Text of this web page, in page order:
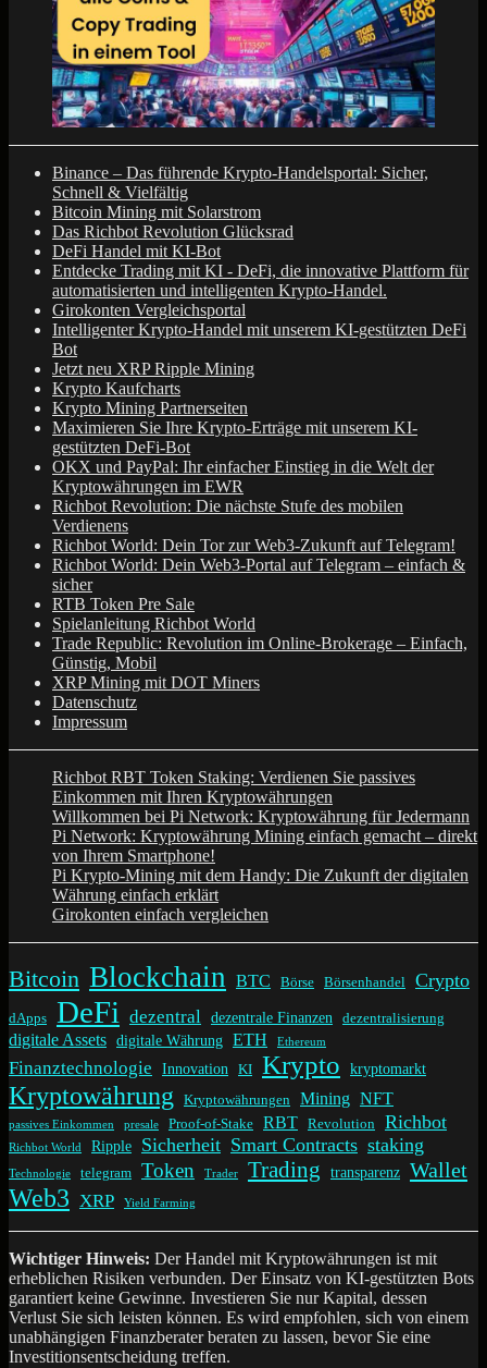
Binance – Das führende Krypto-Handelsportal: Sicher,
Schnell & Vielfältig
Bitcoin Mining mit Solarstrom
Das Richbot Revolution Glücksrad
DeFi Handel mit KI-Bot
Entdecke Trading mit KI - DeFi, die innovative Plattform für
automatisierten und intelligenten Krypto-Handel.
Girokonten Vergleichsportal
Intelligenter Krypto-Handel mit unserem KI-gestützten DeFi
Bot
Jetzt neu XRP Ripple Mining
Krypto Kaufcharts
Krypto Mining Partnerseiten
Maximieren Sie Ihre Krypto-Erträge mit unserem KI-
gestützten DeFi-Bot
OKX und PayPal: Ihr einfacher Einstieg in die Welt der
Kryptowährungen im EWR
Richbot Revolution: Die nächste Stufe des mobilen
Verdienens
Richbot World: Dein Tor zur Web3-Zukunft auf Telegram!
Richbot World: Dein Web3-Portal auf Telegram – einfach &
sicher
RTB Token Pre Sale
Spielanleitung Richbot World
Trade Republic: Revolution im Online-Brokerage – Einfach,
Günstig, Mobil
XRP Mining mit DOT Miners
Datenschutz
Impressum
Richbot RBT Token Staking: Verdienen Sie passives
Einkommen mit Ihren Kryptowährungen
Willkommen bei Pi Network: Kryptowährung für Jedermann
Pi Network: Kryptowährung Mining einfach gemacht – direkt
von Ihrem Smartphone!
Pi Krypto-Mining mit dem Handy: Die Zukunft der digitalen
Währung einfach erklärt
Girokonten einfach vergleichen
Bitcoin Blockchain BTC Börse Börsenhandel Crypto
dApps DeFi dezentral dezentrale Finanzen dezentralisierung
digitale Assets digitale Währung ETH Ethereum
Finanztechnologie Innovation KI Krypto kryptomarkt
Kryptowährung Kryptowährungen Mining NFT
passives Einkommen presale Proof-of-Stake RBT Revolution Richbot
Richbot World Ripple Sicherheit Smart Contracts staking
Technologie telegram Token Trader Trading transparenz Wallet
Web3 XRP Yield Farming
Wichtiger Hinweis: Der Handel mit Kryptowährungen ist mit
erheblichen Risiken verbunden. Der Einsatz von KI-gestützten Bots
garantiert keine Gewinne. Investieren Sie nur Kapital, dessen
Verlust Sie sich leisten können. Es wird empfohlen, sich von einem
unabhängigen Finanzberater beraten zu lassen, bevor Sie eine
Investitionsentscheidung treffen.